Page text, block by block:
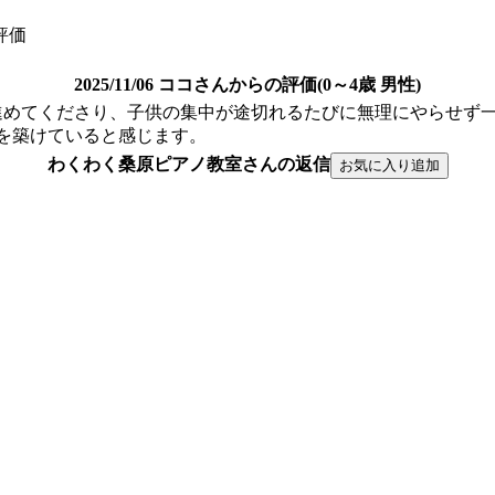
価
2025/11/06 ココさんからの評価(0～4歳 男性)
てくださり、子供の集中が途切れるたびに無理にやらせ
けていると感じます。
わくわく桑原ピアノ教室さんの返信